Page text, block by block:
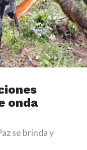
onda
se brinda y